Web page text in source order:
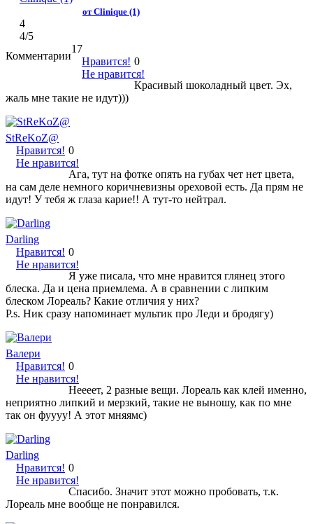
от Clinique (1)
4
4/5
Комментарии
17
Нравится!
Не нравится!
0
Красивый шоколадный цвет. Эх,
жаль мне такие не идут)))
StReKoZ@
Нравится!
Не нравится!
0
Ага, тут на фотке опять на губах чет нет цвета,
на сам деле немного коричневизны ореховой есть. Да прям не
идут! У тебя ж глаза карие!! А тут-то нейтрал.
Darling
Нравится!
Не нравится!
0
Я уже писала, что мне нравится глянец этого
блеска. Да и цена приемлема. А в сравнении с липким
блеском Лореаль? Какие отличия у них?
P.s. Ник сразу напоминает мультик про Леди и бродягу)
Валери
Нравится!
Не нравится!
0
Неееет, 2 разные вещи. Лореаль как клей именно,
неприятно липкий и мерзкий, такие не выношу, как по мне
так он фуууу! А этот мняямс)
Darling
Нравится!
Не нравится!
0
Спасибо. Значит этот можно пробовать, т.к.
Лореаль мне вообще не понравился.